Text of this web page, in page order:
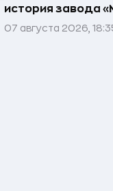
история завода
07 августа 2026,